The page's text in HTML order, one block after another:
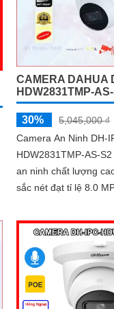
CAMERA DAHUA
HDW2831TMP-
30%
5,045,000 ₫
Camera An Ninh DH-
HDW2831TMP-AS-
an ninh chất lượng
sắc nét đạt tỉ lệ 8.0 MP. Với chức
giao thức ONVIF...